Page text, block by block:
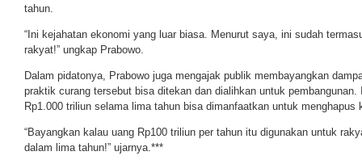
tahun.
“Ini kejahatan ekonomi yang luar biasa. Menurut saya, ini sudah
rakyat!” ungkap Prabowo.
Dalam pidatonya, Prabowo juga mengajak publik membayangkan
praktik curang tersebut bisa ditekan dan dialihkan untuk
Rp1.000 triliun selama lima tahun bisa dimanfaatkan untuk
“Bayangkan kalau uang Rp100 triliun per tahun itu digunakan untuk
dalam lima tahun!” ujarnya.***